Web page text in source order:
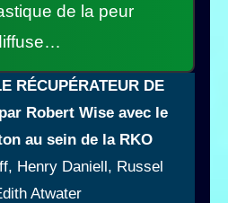
de la peur
Robert Wise avec le
au sein de la RKO
Henry Daniell, Russel
Atwater